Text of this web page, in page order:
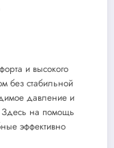
и высокого
без стабильной
давление и
Здесь на помощь
эффективно